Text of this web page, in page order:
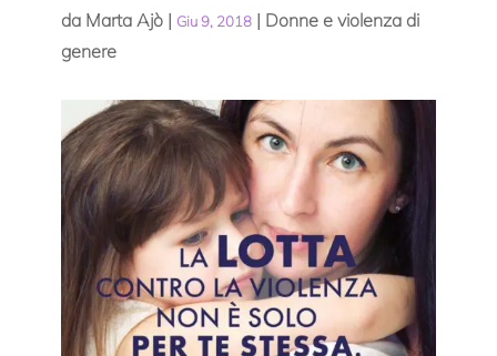
da Marta Ajò| Giu 9, 2018| Donne e violenza di
genere